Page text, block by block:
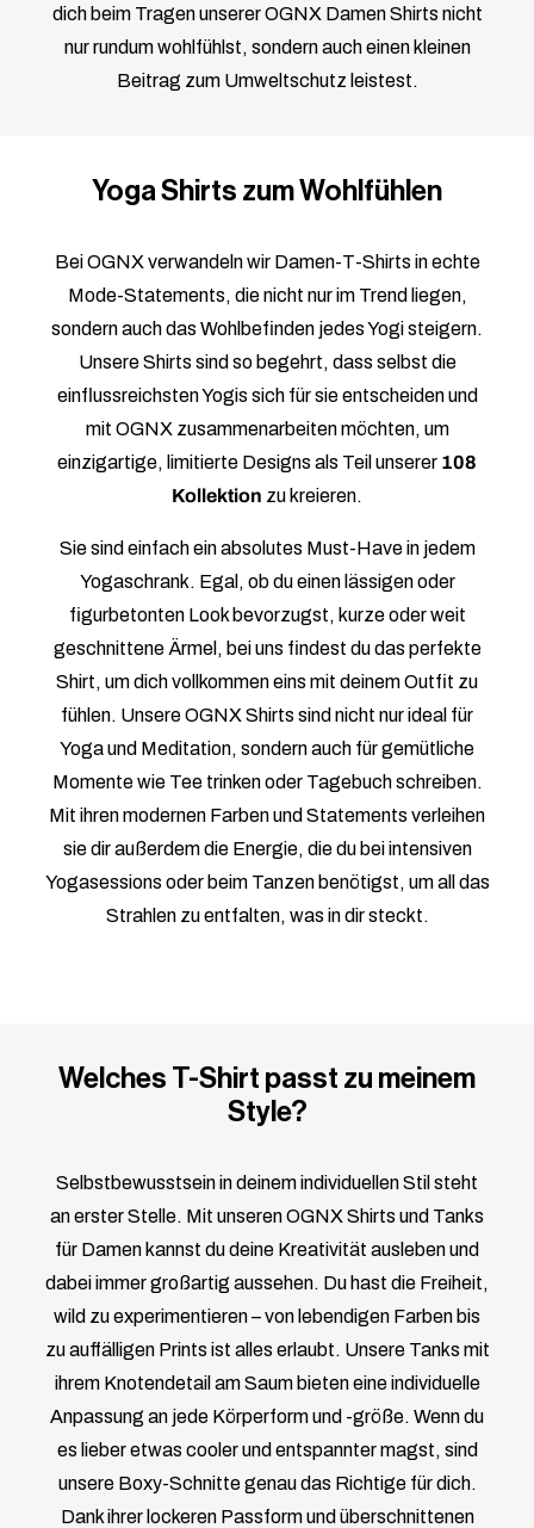
dich beim Tragen unserer OGNX Damen Shirts nicht
nur rundum wohlfühlst, sondern auch einen kleinen
Beitrag zum Umweltschutz leistest.
Yoga Shirts zum Wohlfühlen
Bei OGNX verwandeln wir Damen-T-Shirts in echte
Mode-Statements, die nicht nur im Trend liegen,
sondern auch das Wohlbefinden jedes Yogi steigern.
Unsere Shirts sind so begehrt, dass selbst die
einflussreichsten Yogis sich für sie entscheiden und
mit OGNX zusammenarbeiten möchten, um
einzigartige, limitierte Designs als Teil unserer 108
Kollektion zu kreieren.
Sie sind einfach ein absolutes Must-Have in jedem
Yogaschrank. Egal, ob du einen lässigen oder
figurbetonten Look bevorzugst, kurze oder weit
geschnittene Ärmel, bei uns findest du das perfekte
Shirt, um dich vollkommen eins mit deinem Outfit zu
fühlen. Unsere OGNX Shirts sind nicht nur ideal für
Yoga und Meditation, sondern auch für gemütliche
Momente wie Tee trinken oder Tagebuch schreiben.
Mit ihren modernen Farben und Statements verleihen
sie dir außerdem die Energie, die du bei intensiven
Yogasessions oder beim Tanzen benötigst, um all das
Strahlen zu entfalten, was in dir steckt.
Welches T-Shirt passt zu meinem
Style?
Selbstbewusstsein in deinem individuellen Stil steht
an erster Stelle. Mit unseren OGNX Shirts und Tanks
für Damen kannst du deine Kreativität ausleben und
dabei immer großartig aussehen. Du hast die Freiheit,
wild zu experimentieren – von lebendigen Farben bis
zu auffälligen Prints ist alles erlaubt. Unsere Tanks mit
ihrem Knotendetail am Saum bieten eine individuelle
Anpassung an jede Körperform und -größe. Wenn du
es lieber etwas cooler und entspannter magst, sind
unsere Boxy-Schnitte genau das Richtige für dich.
Dank ihrer lockeren Passform und überschnittenen